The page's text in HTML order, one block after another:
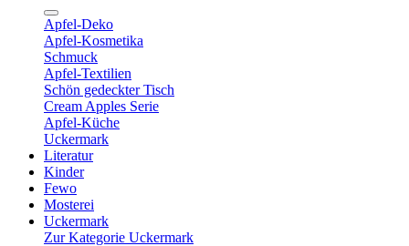
Apfel-Deko
Apfel-Kosmetika
Schmuck
Apfel-Textilien
Schön gedeckter Tisch
Cream Apples Serie
Apfel-Küche
Uckermark
Literatur
Kinder
Fewo
Mosterei
Uckermark
Zur Kategorie Uckermark